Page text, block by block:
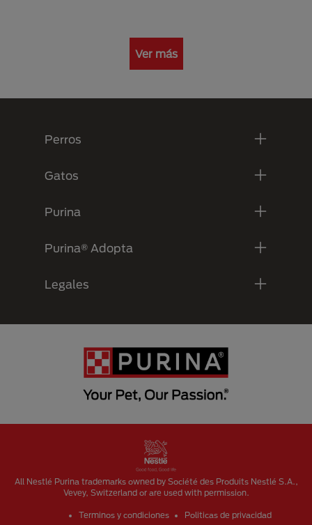
Ver más
Perros
Gatos
Purina
Purina® Adopta
Legales
All Nestlé Purina trademarks owned by Société des Produits Nestlé S.A.,
Vevey, Switzerland or are used with permission.
Terminos y condiciones Politicas de privacidad